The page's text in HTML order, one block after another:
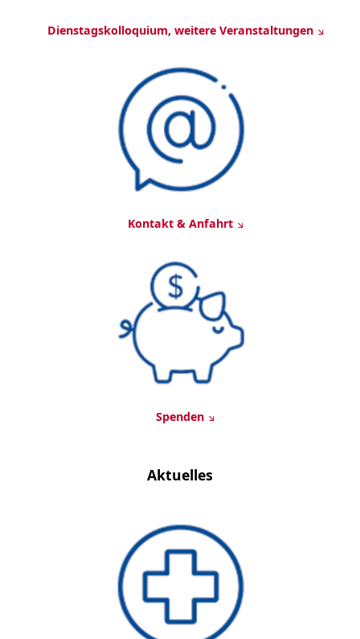
Dienstagskolloquium, weitere Veranstaltungen
Kontakt & Anfahrt
Spenden
Aktuelles